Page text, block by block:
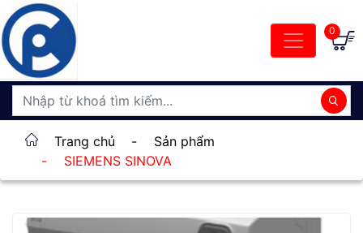
0
Trang chủ -
Sản phẩm
-
SIEMENS SINOVA